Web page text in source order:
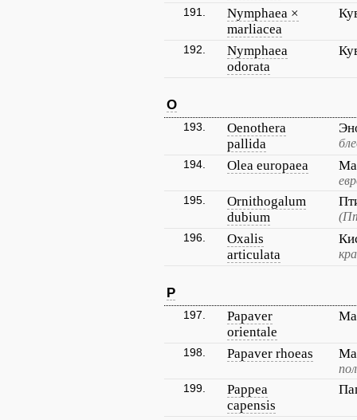
191.
Nymphaea ×
marliacea
192.
Nymphaea
odorata
O
193.
Oenothera
pallida
194. Olea europaea
195.
Ornithogalum
dubium
196.
Oxalis
articulata
P
197.
Papaver
orientale
198. Papaver rhoeas
199.
Pappea
capensis